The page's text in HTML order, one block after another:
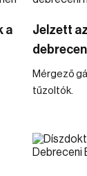
a
Jelzett
Mérgező
tűzoltók.